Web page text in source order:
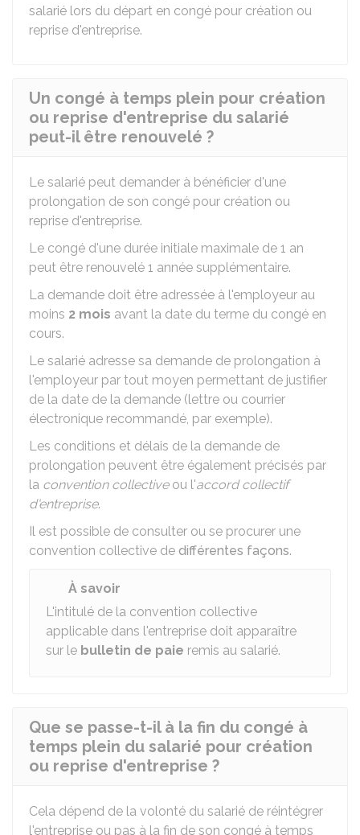
salarié lors du départ en congé pour création ou
reprise d'entreprise.
Un congé à temps plein pour création
ou reprise d'entreprise du salarié
peut-il être renouvelé ?
Le salarié peut demander à bénéficier d'une
prolongation de son congé pour création ou
reprise d'entreprise.
Le congé d'une durée initiale maximale de 1 an
peut être renouvelé 1 année supplémentaire.
La demande doit être adressée à l'employeur au
moins 2 mois avant la date du terme du congé en
cours.
Le salarié adresse sa demande de prolongation à
l'employeur par tout moyen permettant de justifier
de la date de la demande (lettre ou courrier
électronique recommandé, par exemple).
Les conditions et délais de la demande de
prolongation peuvent être également précisés par
la convention collectiveou l'accord collectif
d'entreprise.
Il est possible de consulter ou se procurer une
convention collective de différentes façons.
À savoir
L'intitulé de la convention collective
applicable dans l'entreprise doit apparaître
sur le bulletin de paie remis au salarié.
Que se passe-t-il à la fin du congé à
temps plein du salarié pour création
ou reprise d'entreprise ?
Cela dépend de la volonté du salarié de réintégrer
l'entreprise ou pas à la fin de son congé à temps